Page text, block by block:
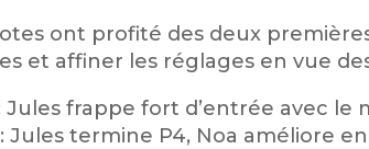
ont profité des deux
et affiner les réglages en vue
: Jules frappe fort d’entrée avec
: Jules termine P4, Noa améliore